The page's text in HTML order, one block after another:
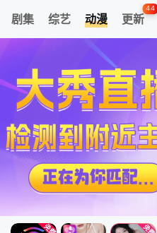
剧集 综艺 动漫 更新
44
我的观影记录
西行纪年番
清空